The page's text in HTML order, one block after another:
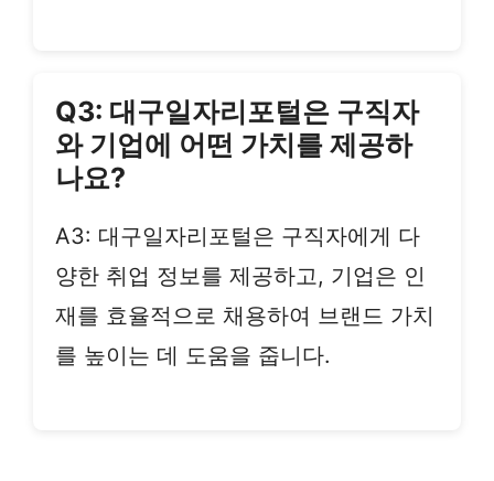
Q3: 대구일자리포털은 구직자
와 기업에 어떤 가치를 제공하
나요?
A3: 대구일자리포털은 구직자에게 다
양한 취업 정보를 제공하고, 기업은 인
재를 효율적으로 채용하여 브랜드 가치
를 높이는 데 도움을 줍니다.